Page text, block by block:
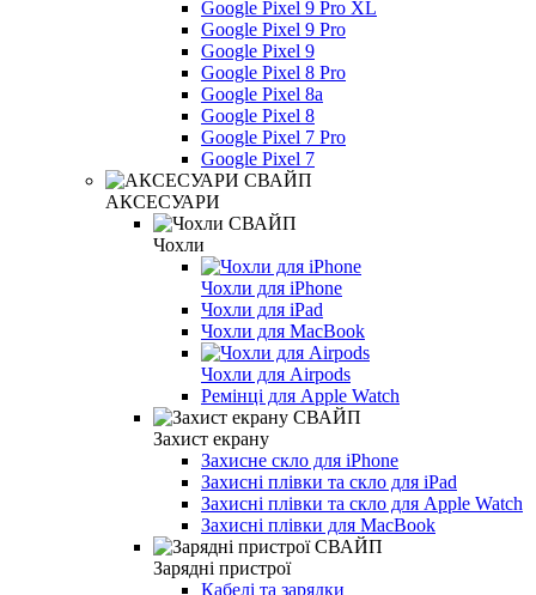
Google Pixel 9 Pro XL
Google Pixel 9 Pro
Google Pixel 9
Google Pixel 8 Pro
Google Pixel 8a
Google Pixel 8
Google Pixel 7 Pro
Google Pixel 7
АКСЕСУАРИ
Чохли
Чохли для iPhone
Чохли для iPad
Чохли для MacBook
Чохли для Airpods
Ремінці для Apple Watch
Захист екрану
Захисне скло для iPhone
Захисні плівки та скло для iPad
Захисні плівки та скло для Apple Watch
Захисні плівки для MacBook
Зарядні пристрої
Кабелі та зарядки